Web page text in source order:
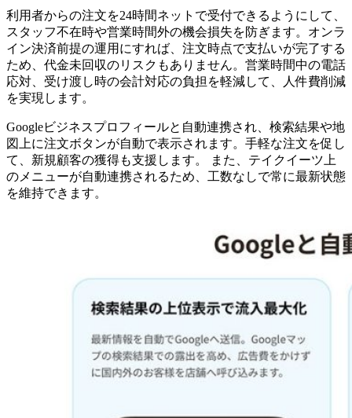
利用者からの注文を24時間ネットで受付できるようにして、
スタッフ不在時や営業時間外の機会損失を防ぎます。オンラ
イン決済前提の運用にすれば、注文時点で支払いが完了する
ため、代金未回収のリスクもありません。営業時間中の電話
応対、受け渡し時の会計対応の負担を軽減して、人件費削減
を実現します。
Googleビジネスプロフィールと自動連携され、検索結果や地
図上に注文ボタンが自動で表示されます。手軽な注文を促し
て、新規顧客の獲得も支援します。 また、テイクイーツ上
のメニューが自動連携されるため、工数なしで常に最新状態
を維持できます。